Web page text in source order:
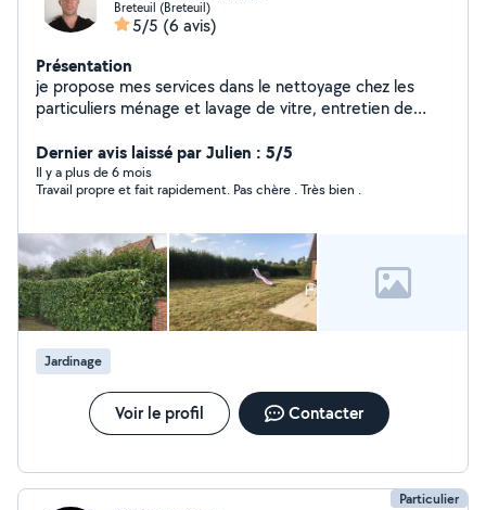
Breteuil (Breteuil)
5/5 (6 avis)
Présentation
je propose mes services dans le nettoyage chez les
particuliers ménage et lavage de vitre, entretien de
petit services
Dernier avis laissé par Julien : 5/5
Il y a plus de 6 mois
Travail propre et fait rapidement. Pas chère . Très bien .
Jardinage
Voir le profil Contacter
Particulier